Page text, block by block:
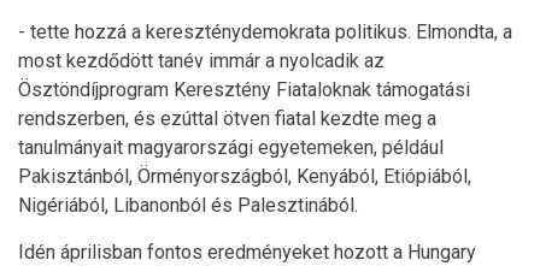
- tette hozzá a kereszténydemokrata politikus. Elmondta, a
most kezdődött tanév immár a nyolcadik az
Ösztöndíjprogram Keresztény Fiataloknak támogatási
rendszerben, és ezúttal ötven fiatal kezdte meg a
tanulmányait magyarországi egyetemeken, például
Pakisztánból, Örményországból, Kenyából, Etiópiából,
Nigériából, Libanonból és Palesztinából.
Idén áprilisban fontos eredményeket hozott a Hungary